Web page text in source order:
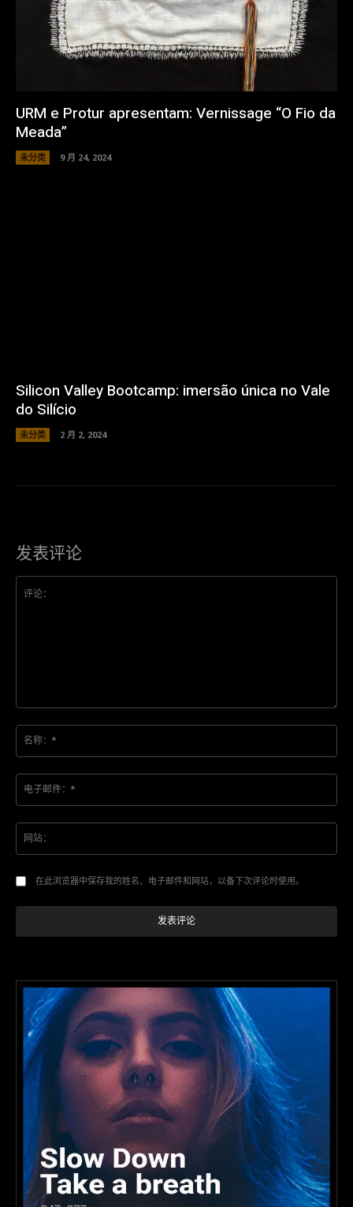
URM e Protur apresentam: Vernissage “O Fio da
Meada”
未分类 9 月 24, 2024
Silicon Valley Bootcamp: imersão única no Vale
do Silício
未分类 2 月 2, 2024
发表评论
论：
在此浏览器中保存我的姓名、电子邮件和网站，以备下次评论时使用。